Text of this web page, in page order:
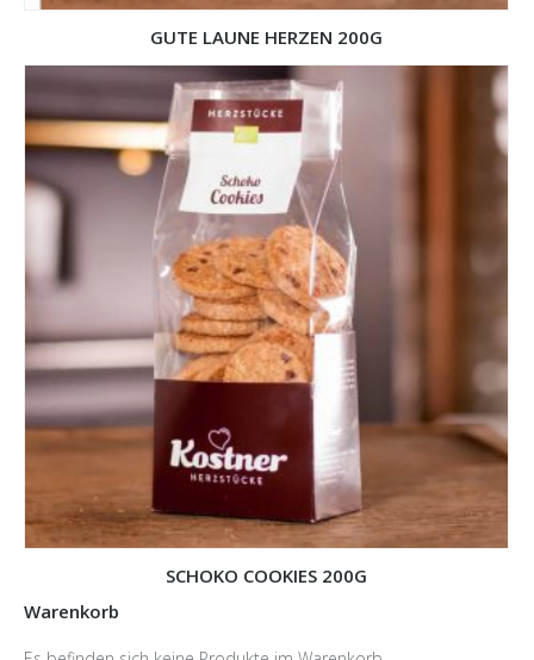
GUTE LAUNE HERZEN 200G
SCHOKO COOKIES 200G
Warenkorb